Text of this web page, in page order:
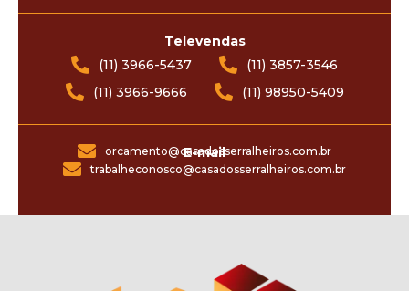
Televendas
(11) 3966-5437
(11) 3857-3546
(11) 3966-9666
(11) 98950-5409
E-mail
orcamento@casadosserralheiros.com.br
trabalheconosco@casadosserralheiros.com.br